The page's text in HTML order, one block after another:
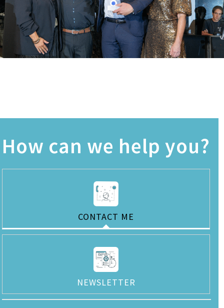
How can we help you?
CONTACT ME
NEWSLETTER